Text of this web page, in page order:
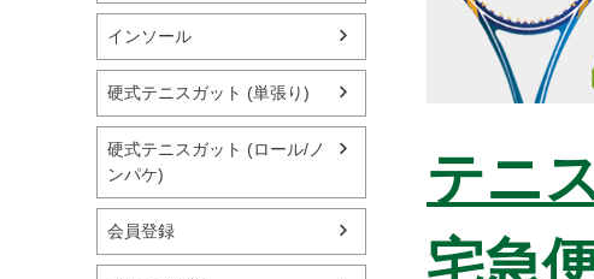
インソール
硬式テニスガット (単張り)
硬式テニスガット (ロール/ノ
ンパケ)
会員登録
テニ
宅急